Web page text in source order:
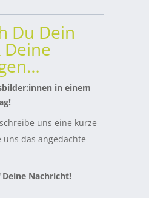
Du Dein
Deine
in einem
uns eine kurze
uns das angedachte
Nachricht!